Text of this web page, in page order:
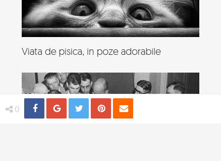
0 Share Distribuie
Tweet Pin
Viata de pisica, in poze adorabile